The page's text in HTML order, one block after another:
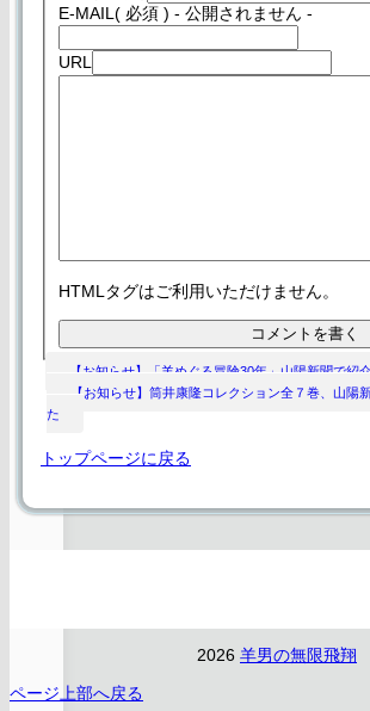
E-MAIL ( 必須 ) - 公開されません -
URL
HTMLタグはご利用いただけません。
【お知らせ】「羊めぐる冒険30年」山陽新聞で紹
【お知らせ】筒井康隆コレクション全７巻、山陽
た
トップページに戻る
2026 羊男の無限飛翔
ページ上部へ戻る